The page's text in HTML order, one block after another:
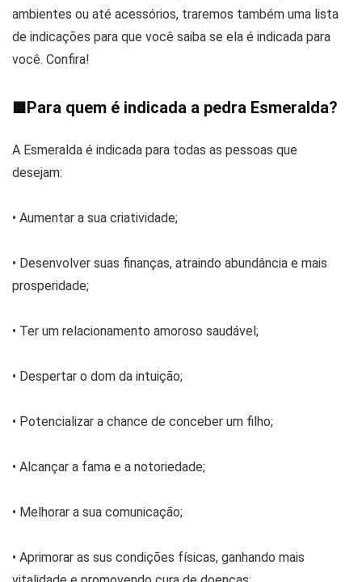
ambientes ou até acessórios, traremos também uma lista
de indicações para que você saiba se ela é indicada para
você. Confira!
■Para quem é indicada a pedra Esmeralda?
A Esmeralda é indicada para todas as pessoas que
desejam:
• Aumentar a sua criatividade;
• Desenvolver suas finanças, atraindo abundância e mais
prosperidade;
• Ter um relacionamento amoroso saudável;
• Despertar o dom da intuição;
• Potencializar a chance de conceber um filho;
• Alcançar a fama e a notoriedade;
• Melhorar a sua comunicação;
• Aprimorar as sus condições físicas, ganhando mais